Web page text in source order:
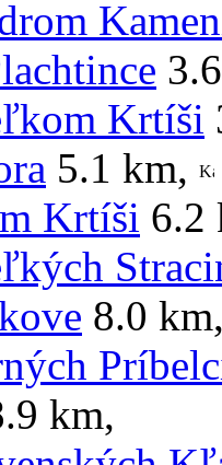
Krtíši
5.1 km,
Krtíši 6.2
8.0 km
km,